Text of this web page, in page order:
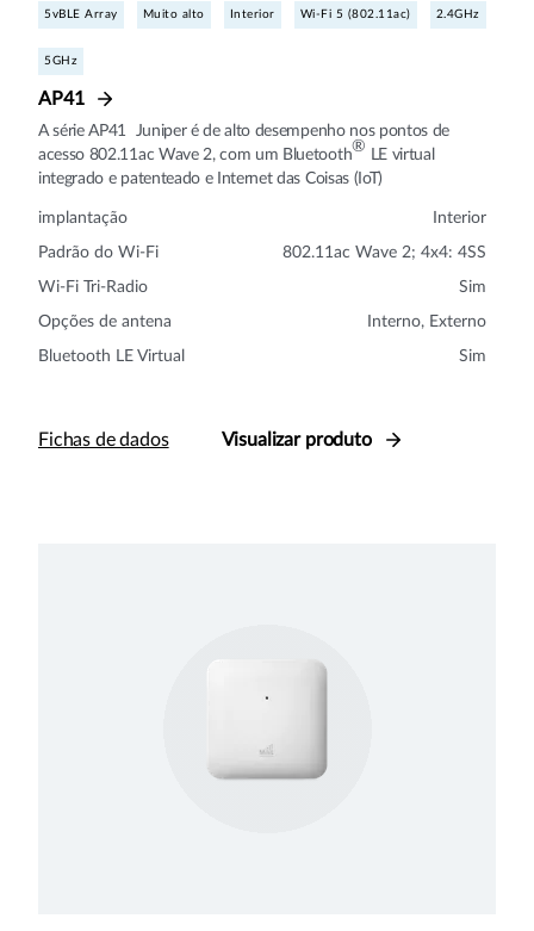
5vBLE Array Muito alto Interior Wi-Fi 5 (802.11ac) 2.4GHz
5GHz
AP41
A série AP41 Juniper é de alto desempenho nos pontos de
acesso 802.11ac Wave 2, com um Bluetooth® LE virtual
integrado e patenteado e Internet das Coisas (IoT)
implantação Interior
Padrão do Wi-Fi 802.11ac Wave 2; 4x4: 4SS
Wi-Fi Tri-Radio Sim
Opções de antena Interno, Externo
Bluetooth LE Virtual Sim
Fichas de dados Visualizar produto